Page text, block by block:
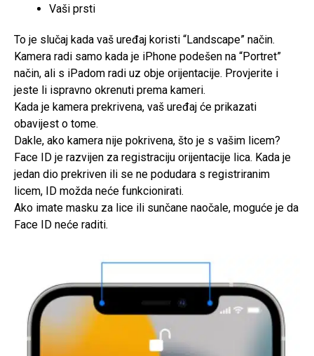
Vaši prsti
To je slučaj kada vaš uređaj koristi “Landscape” način.
Kamera radi samo kada je iPhone podešen na “Portret”
način, ali s iPadom radi uz obje orijentacije. Provjerite i
jeste li ispravno okrenuti prema kameri.
Kada je kamera prekrivena, vaš uređaj će prikazati
obavijest o tome.
Dakle, ako kamera nije pokrivena, što je s vašim licem?
Face ID je razvijen za registraciju orijentacije lica. Kada je
jedan dio prekriven ili se ne podudara s registriranim
licem, ID možda neće funkcionirati.
Ako imate masku za lice ili sunčane naočale, moguće je da
Face ID neće raditi.